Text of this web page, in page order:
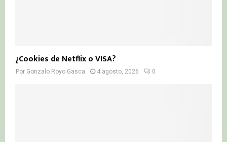
¿Cookies de Netflix o VISA?
Por Gonzalo Royo Gasca 4 agosto, 2026 0